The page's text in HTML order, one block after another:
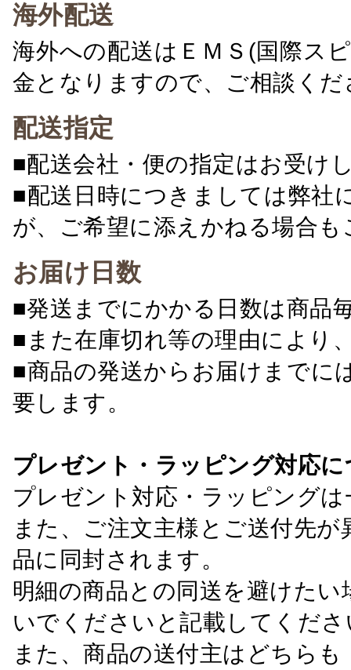
海外配送
海外への配送はＥＭＳ(国際ス
金となりますので、ご相談くだ
配送指定
■配送会社・便の指定はお受け
■配送日時につきましては弊社
が、ご希望に添えかねる場合
お届け日数
■発送までにかかる日数は商品
■また在庫切れ等の理由により
■商品の発送からお届けまでに
要します。
プレゼント・ラッピング対応
プレゼント対応・ラッピング
また、ご注文主様とご送付先
品に同封されます。
明細の商品との同送を避けた
いでくださいと記載してくださ
また、商品の送付主はどちら